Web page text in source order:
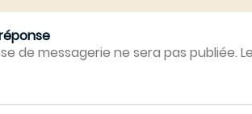
de messagerie ne sera pas publiée.